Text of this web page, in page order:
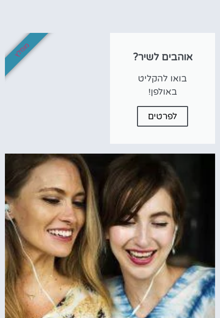
אוהבים לשיר?
בואו להקליט
באולפן!
לפרטים
מומלץ